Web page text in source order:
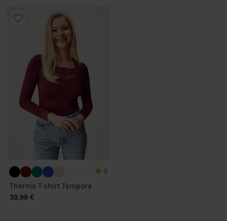
5
Thermo T-shirt Tempora
30,99 €